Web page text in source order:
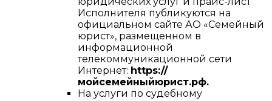
Исполнителя публикуются на
официальном сайте АО «Семейный
юрист», размещенном в
информационной
телекоммуникационной сети
Интернет: https://
мойсемейныйюрист.рф.
На услуги по судебному